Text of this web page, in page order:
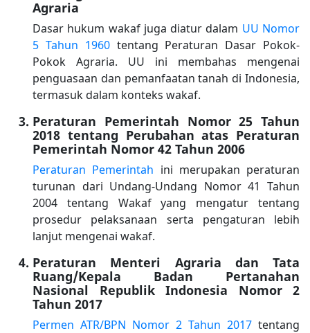
Agraria
Dasar hukum wakaf juga diatur dalam UU Nomor
5 Tahun 1960tentang Peraturan Dasar Pokok-
Pokok Agraria. UU ini membahas mengenai
penguasaan dan pemanfaatan tanah di Indonesia,
termasuk dalam konteks wakaf.
Peraturan Pemerintah Nomor 25 Tahun
2018 tentang Perubahan atas Peraturan
Pemerintah Nomor 42 Tahun 2006
Peraturan Pemerintah ini merupakan peraturan
turunan dari Undang-Undang Nomor 41 Tahun
2004 tentang Wakaf yang mengatur tentang
prosedur pelaksanaan serta pengaturan lebih
lanjut mengenai wakaf.
Peraturan Menteri Agraria dan Tata
Ruang/Kepala Badan Pertanahan
Nasional Republik Indonesia Nomor 2
Tahun 2017
Permen ATR/BPN Nomor 2 Tahun 2017 tentang